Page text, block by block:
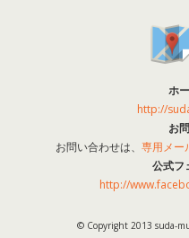
ホ
http://
お
お問い合わせは、 専用メー
公式フ
http://
© Copyright 2013 suda-